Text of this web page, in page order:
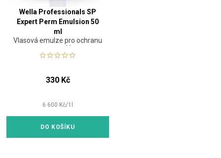
Wella Professionals SP
Expert Perm Emulsion 50
ml
Vlasová emulze pro ochranu
po trvalé
330 Kč
6 600 Kč/1
DO KOŠÍKU